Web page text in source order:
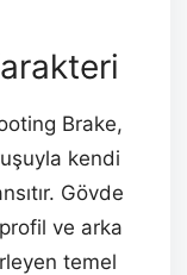
Brake,
kendi
Gövde
ve arka
temel